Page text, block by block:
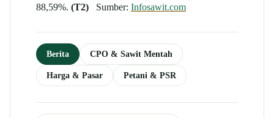
88,59%. (T2) Sumber: Infosawit.com
Berita CPO & Sawit Mentah
Harga & Pasar Petani & PSR